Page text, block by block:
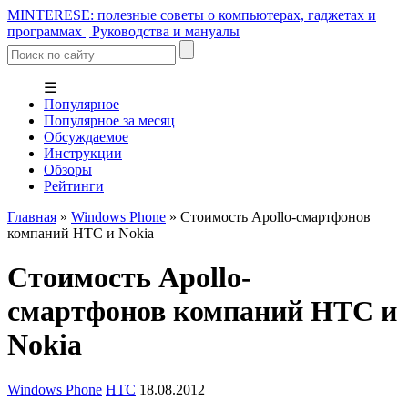
MINTERESE: полезные советы о компьютерах, гаджетах и
программах | Руководства и мануалы
☰
Популярное
Популярное за месяц
Обсуждаемое
Инструкции
Обзоры
Рейтинги
Главная » Windows Phone » Стоимость Apollo-смартфонов
компаний HTC и Nokia
Стоимость Apollo-
смартфонов компаний HTC и
Nokia
Windows Phone HTC 18.08.2012